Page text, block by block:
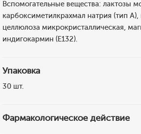
Вспомогательные вещества: лактозы
карбоксиметилкрахмал натрия (тип
целлюлоза микрокристаллическая,
индигокармин (Е132).
Упаковка
30 шт.
Фармакологическое действие